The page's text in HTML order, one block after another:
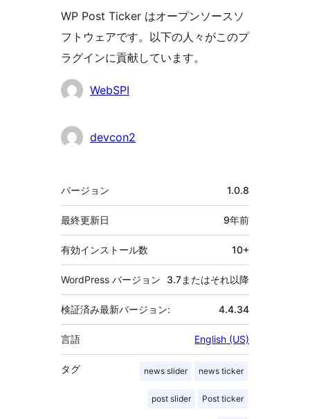
WP Post Ticker はオープンソースソ
フトウェアです。以下の人々がこのプ
ラグインに貢献しています。
貢
者
WebSPI
devcon2
メ
タ
バージョン 1.0.8
最終更新日 9年前
有効インストール数 10+
WordPress バージョン 3.7またはそれ以降
検証済み最新バージョン: 4.4.34
言語 English (US)
タグ news slider news ticker
post slider Post ticker